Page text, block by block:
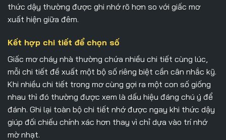
thức dậy thường được ghi nhớ rõ hơn so với giấc mơ
xuất hiện giữa đêm.
Kết hợp chi tiết để chọn số
Giấc mơ cháy nhà thường chứa nhiều chi tiết cùng lúc,
mỗi chi tiết đề xuất một bộ số riêng biệt cần cân nhắc kỹ.
Khi nhiều chi tiết trong mơ cùng gợi ra một con số giống
nhau thì đó thường được xem là dấu hiệu đáng chú ý để
đánh. Ghi lại toàn bộ chi tiết nhớ được ngay khi thức dậy
giúp đối chiếu chính xác hơn thay vì chỉ dựa vào trí nhớ
mờ nhạt.